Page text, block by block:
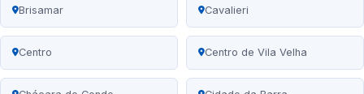
Brisamar Cavalieri
Centro Centro de Vila Velha